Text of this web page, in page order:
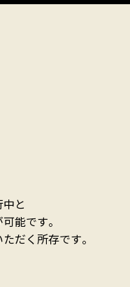
能です。
だく所存です。